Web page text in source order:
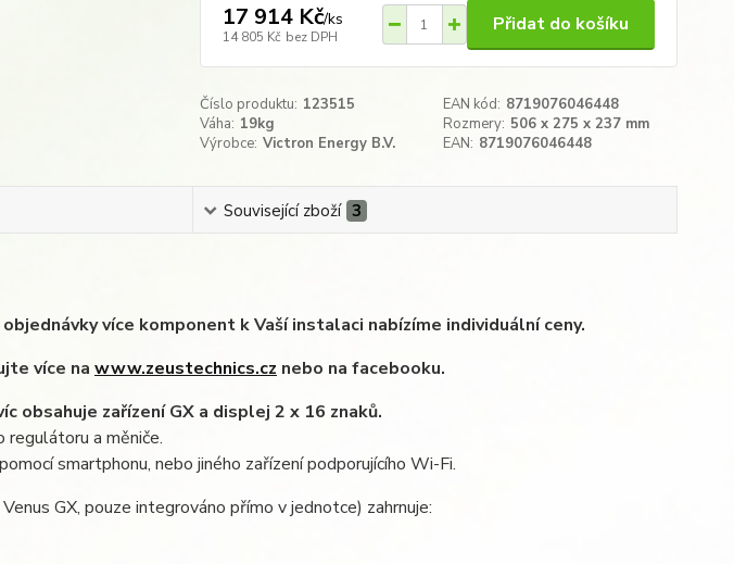
17 914 Kč/ks
14 805 Kč bez DPH
Přidat do košíku
Číslo produktu: 123515 EAN kód: 8719076046448
Váha: 19kg Rozmery: 506 x 275 x 237 mm​
Výrobce: Victron Energy B.V. EAN: 8719076046448
Související zboží 3
objednávky více komponent k Vaší instalaci nabízíme individuální ceny.
více na www.zeustechnics.cz nebo na facebooku.
obsahuje zařízení GX a displej 2 x 16 znaků.
regulátoru a měniče.
smartphonu, nebo jiného zařízení podporujícího Wi-Fi.
GX, pouze integrováno přímo v jednotce) zahrnuje: